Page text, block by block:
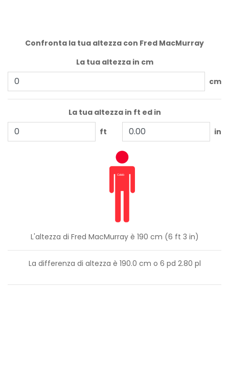
Confronta la tua altezza con Fred MacMurray
La tua altezza in cm
cm
La tua altezza in ft ed in
ft
in
L'altezza di Fred MacMurray è 190 cm (6 ft 3 in)
La differenza di altezza è 190.0 cm o 6 pd 2.80 pl